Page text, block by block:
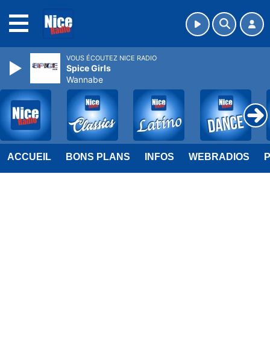
ACCUEIL BONS PLANS INFOS WEBRADIOS
VOUS ÉCOUTEZ NICE RADIO
Spice Girls
Wannabe